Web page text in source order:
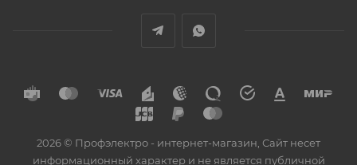
2026 © Профэлектро - интернет-магазин, Сайт несет
информационный характер и не является публичной